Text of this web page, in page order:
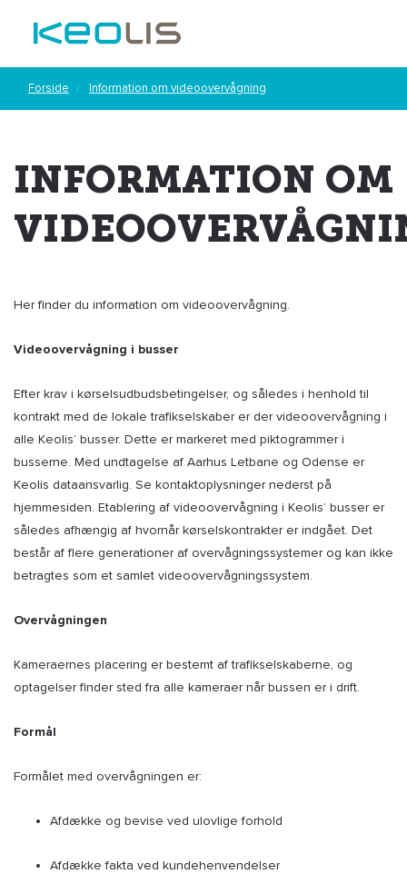
Forside Information om videoovervågning
INFORMATION OM
Her finder du information om videoovervågning.
Videoovervågning i busser
Efter krav i kørselsudbudsbetingelser, og således i henhold til
kontrakt med de lokale trafikselskaber er der videoovervågning i
alle Keolis’ busser. Dette er markeret med piktogrammer i
busserne. Med undtagelse af Aarhus Letbane og Odense er
Keolis dataansvarlig. Se kontaktoplysninger nederst på
hjemmesiden. Etablering af videoovervågning i Keolis’ busser er
således afhængig af hvornår kørselskontrakter er indgået. Det
består af flere generationer af overvågningssystemer og kan ikke
betragtes som et samlet videoovervågningssystem.
Overvågningen
Kameraernes placering er bestemt af trafikselskaberne, og
optagelser finder sted fra alle kameraer når bussen er i drift.
Formål
Formålet med overvågningen er:
Afdække og bevise ved ulovlige forhold
Afdække fakta ved kundehenvendelser